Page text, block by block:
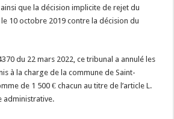
que la décision implicite de rejet du
10 octobre 2019 contre la décision du
du 22 mars 2022, ce tribunal a annulé les
à la charge de la commune de Saint-
de 1 500 € chacun au titre de l’article L.
administrative.